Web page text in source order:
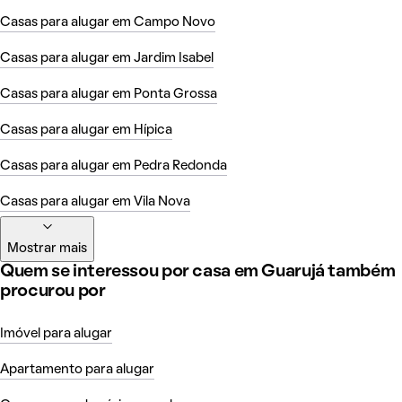
Casas para alugar em Campo Novo
Casas para alugar em Jardim Isabel
Casas para alugar em Ponta Grossa
Casas para alugar em Hípica
Casas para alugar em Pedra Redonda
Casas para alugar em Vila Nova
Mostrar mais
Quem se interessou por casa em Guarujá também
procurou por
Imóvel para alugar
Apartamento para alugar